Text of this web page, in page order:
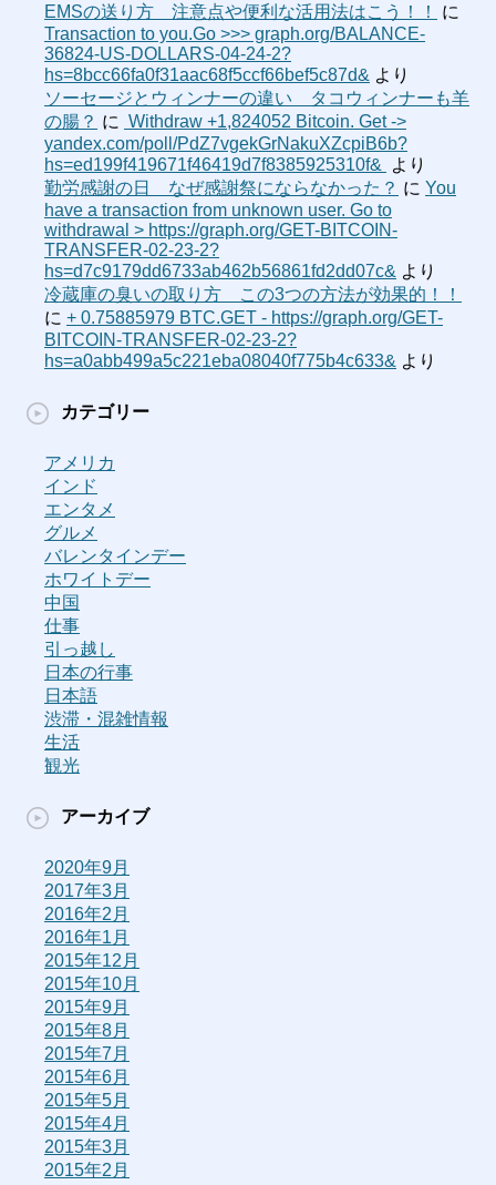
EMSの送り方 注意点や便利な活用法はこう！！
に
Transaction to you.Go >>> graph.org/BALANCE-
36824-US-DOLLARS-04-24-2?
hs=8bcc66fa0f31aac68f5ccf66bef5c87d& より
ソーセージとウィンナーの違い タコウィンナーも羊
の腸？ に ‍ Withdraw +1,824052 Bitcoin. Get ->
yandex.com/poll/PdZ7vgekGrNakuXZcpiB6b?
hs=ed199f419671f46419d7f8385925310f& ‍
より
勤労感謝の日 なぜ感謝祭にならなかった？ に You
have a transaction from unknown user. Gо tо
withdrаwаl > https://graph.org/GET-BITCOIN-
TRANSFER-02-23-2?
hs=d7c9179dd6733ab462b56861fd2dd07c& より
冷蔵庫の臭いの取り方 この3つの方法が効果的！！
に + 0.75885979 BTC.GET - https://graph.org/GET-
BITCOIN-TRANSFER-02-23-2?
hs=a0abb499a5c221eba08040f775b4c633& より
カテゴリー
アメリカ
インド
エンタメ
グルメ
バレンタインデー
ホワイトデー
中国
仕事
引っ越し
日本の行事
日本語
渋滞・混雑情報
生活
観光
アーカイブ
2020年9月
2017年3月
2016年2月
2016年1月
2015年12月
2015年10月
2015年9月
2015年8月
2015年7月
2015年6月
2015年5月
2015年4月
2015年3月
2015年2月